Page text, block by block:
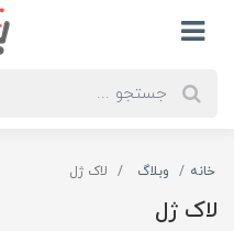
خانه وبلاگ لاک ژل
لاک ژل